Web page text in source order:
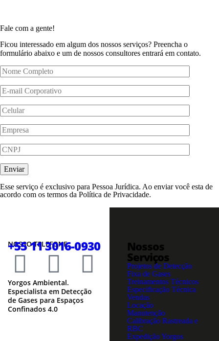
Fale com a gente!
Ficou interessado em algum dos nossos serviços? Preencha o
formulário abaixo e um de nossos consultores entrará em contato.
Esse serviço é exclusivo para Pessoa Jurídica. Ao enviar você esta de
acordo com os termos da Política de Privacidade.
NOSSO TELEFONE
+55 11 3016-0930
Yorgos Ambiental.
Especialista em Detecção
de Gases para Espaços
Confinados 4.0
Nossos
Serviços
Projetos de Detecção
Fixa de Gases
Treinamentos Técnicos
Especificação Técnica
Vendas
Locação
Manutenção
Calibração Rastreada e
RBC
Expedição Yorgos